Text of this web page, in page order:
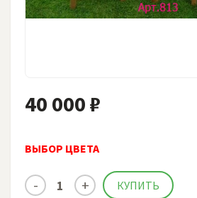
40 000 ₽
ВЫБОР ЦВЕТА